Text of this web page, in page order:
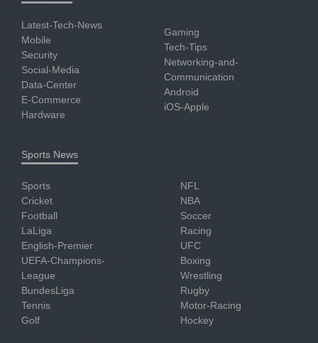
Latest-Tech-News
Mobile
Security
Social-Media
Data-Center
E-Commerce
Hardware
Gaming
Tech-Tips
Networking-and-
Communication
Android
iOS-Apple
Sports News
Sports
Cricket
Football
LaLiga
English-Premier
UEFA-Champions-
League
BundesLiga
Tennis
Golf
NFL
NBA
Soccer
Racing
UFC
Boxing
Wrestling
Rugby
Motor-Racing
Hockey